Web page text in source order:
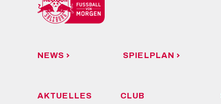
NEWS SPIELPLAN
AKTUELLES CLUB